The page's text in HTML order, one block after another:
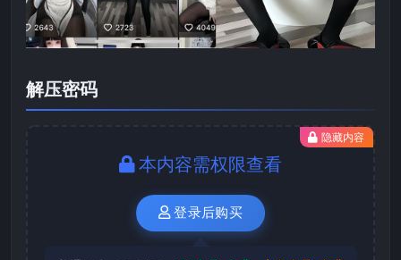
解压密码
隐藏内容
本内容需权限查看
登录后购买